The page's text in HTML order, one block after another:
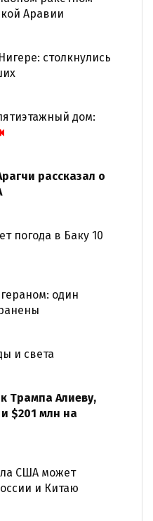
Аравии
столкнулись
дом:
рассказал о
погода в Баку 10
один
и света
Трампа Алиеву,
$201 млн на
США может
и Китаю